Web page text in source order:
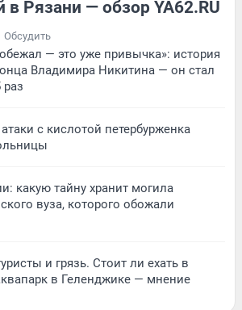
в Рязани — обзор YA62.RU
Обсудить
— это уже привычка»: история
Владимира Никитина — он стал
с кислотой петербурженка
какую тайну хранит могила
вуза, которого обожали
и грязь. Стоит ли ехать в
в Геленджике — мнение